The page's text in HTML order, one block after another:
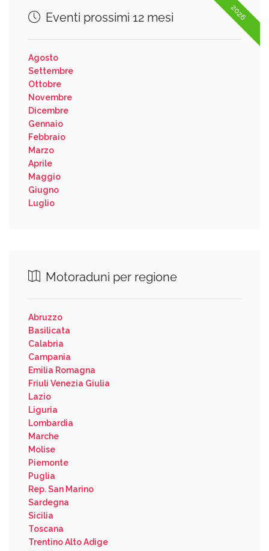
2026
Eventi prossimi 12 mesi
Agosto
Settembre
Ottobre
Novembre
Dicembre
Gennaio
Febbraio
Marzo
Aprile
Maggio
Giugno
Luglio
Motoraduni per regione
Abruzzo
Basilicata
Calabria
Campania
Emilia Romagna
Friuli Venezia Giulia
Lazio
Liguria
Lombardia
Marche
Molise
Piemonte
Puglia
Rep. San Marino
Sardegna
Sicilia
Toscana
Trentino Alto Adige